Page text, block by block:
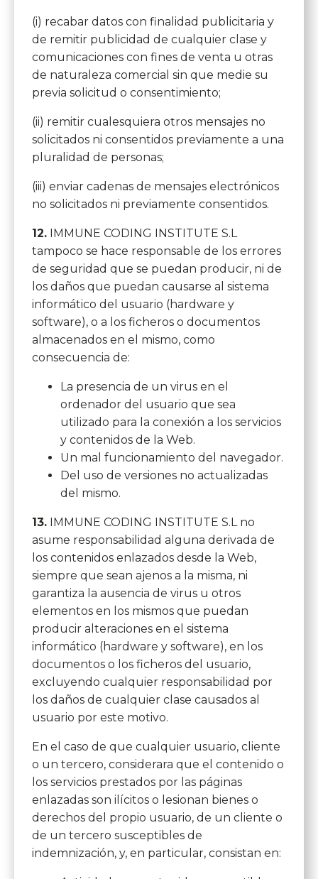
(i) recabar datos con finalidad publicitaria y
de remitir publicidad de cualquier clase y
comunicaciones con fines de venta u otras
de naturaleza comercial sin que medie su
previa solicitud o consentimiento;
(ii) remitir cualesquiera otros mensajes no
solicitados ni consentidos previamente a una
pluralidad de personas;
(iii) enviar cadenas de mensajes electrónicos
no solicitados ni previamente consentidos.
12. IMMUNE CODING INSTITUTE S.L
tampoco se hace responsable de los errores
de seguridad que se puedan producir, ni de
los daños que puedan causarse al sistema
informático del usuario (hardware y
software), o a los ficheros o documentos
almacenados en el mismo, como
consecuencia de:
La presencia de un virus en el
ordenador del usuario que sea
utilizado para la conexión a los servicios
y contenidos de la Web.
Un mal funcionamiento del navegador.
Del uso de versiones no actualizadas
del mismo.
13. IMMUNE CODING INSTITUTE S.L no
asume responsabilidad alguna derivada de
los contenidos enlazados desde la Web,
siempre que sean ajenos a la misma, ni
garantiza la ausencia de virus u otros
elementos en los mismos que puedan
producir alteraciones en el sistema
informático (hardware y software), en los
documentos o los ficheros del usuario,
excluyendo cualquier responsabilidad por
los daños de cualquier clase causados al
usuario por este motivo.
En el caso de que cualquier usuario, cliente
o un tercero, considerara que el contenido o
los servicios prestados por las páginas
enlazadas son ilícitos o lesionan bienes o
derechos del propio usuario, de un cliente o
de un tercero susceptibles de
indemnización, y, en particular, consistan en: